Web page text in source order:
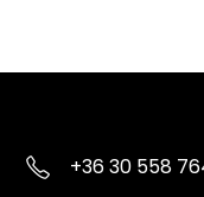
+36 30 558